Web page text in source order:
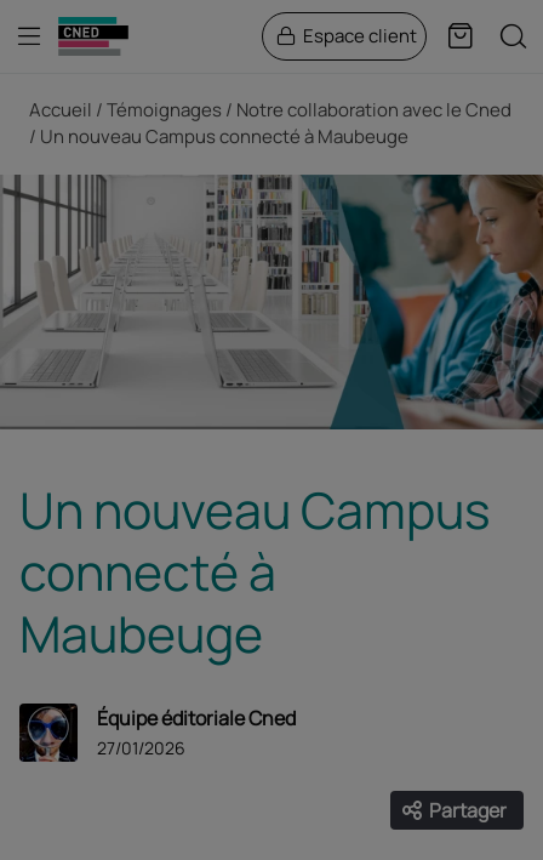
Menu Espace client Panier
Accueil Témoignages
Notre collaboration avec le Cned
Un nouveau Campus connecté à Maubeuge
Un nouveau Campus
connecté à
Maubeuge
Équipe éditoriale Cned
27/01/2026
Partager
Ouvrir